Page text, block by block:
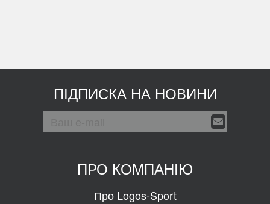
ПІДПИСКА НА НОВИНИ
ПРО КОМПАНІЮ
Про Logos-Sport